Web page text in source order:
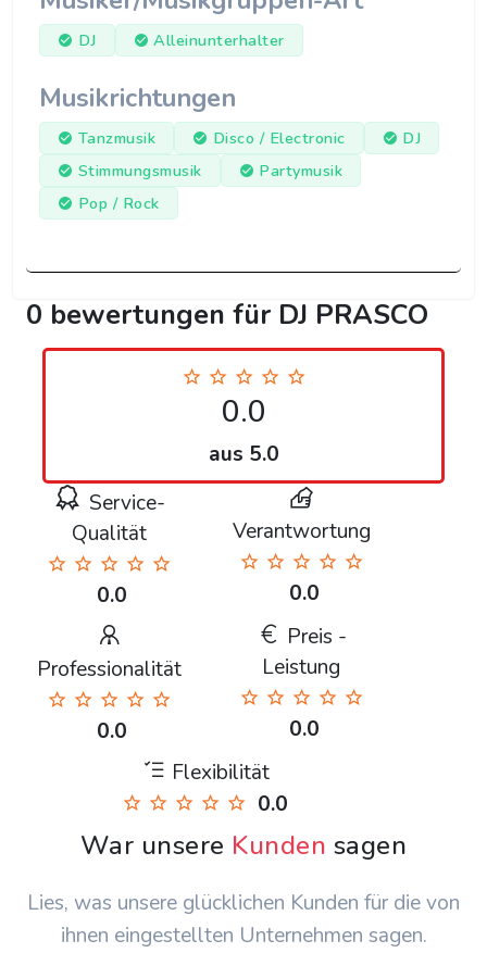
DJ Alleinunterhalter
Musikrichtungen
Tanzmusik Disco / Electronic
DJ
Stimmungsmusik
Partymusik
Pop / Rock
0 bewertungen für DJ PRASCO
0.0
aus 5.0
Service-
Qualität
0.0
Verantwortung
0.0
Professionalität
0.0
Preis -
Leistung
0.0
Flexibilität
0.0
War unsere Kunden sagen
Lies, was unsere glücklichen Kunden für die von
ihnen eingestellten Unternehmen sagen.